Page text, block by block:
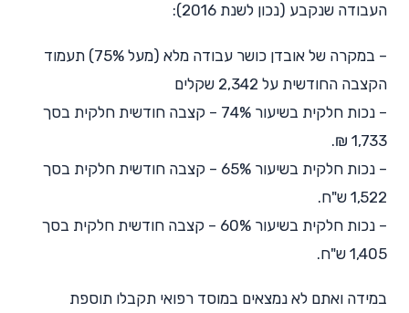
העבודה שנקבע (נכון לשנת 2016):
– במקרה של אובדן כושר עבודה מלא (מעל 75%) תעמוד
הקצבה החודשית על 2,342 שקלים
– נכות חלקית בשיעור 74% – קצבה חודשית חלקית בסך
1,733 ₪.
– נכות חלקית בשיעור 65% – קצבה חודשית חלקית בסך
1,522 ש"ח.
– נכות חלקית בשיעור 60% – קצבה חודשית חלקית בסך
1,405 ש"ח.
במידה ואתם לא נמצאים במוסד רפואי תקבלו תוספת